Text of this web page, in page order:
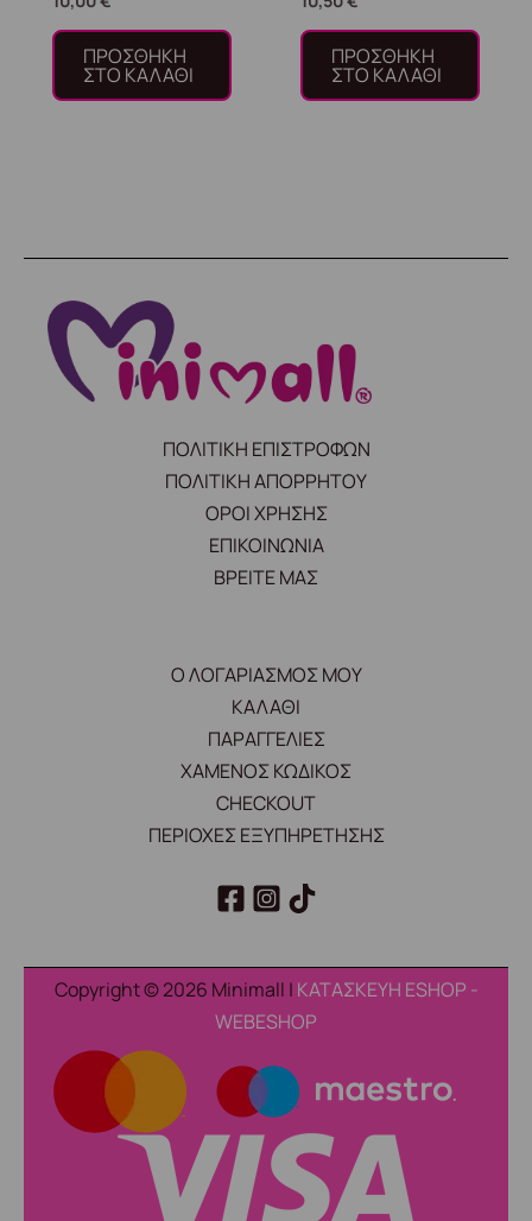
ΠΡΟΣΘΉΚΗ
ΣΤΟ ΚΑΛΆΘΙ
ΠΡΟΣΘΉΚΗ
ΣΤΟ ΚΑΛΆΘΙ
ΠΟΛΙΤΙΚΗ ΕΠΙΣΤΡΟΦΩΝ
ΠΟΛΙΤΙΚΗ ΑΠΟΡΡΗΤΟΥ
ΟΡΟΙ ΧΡΗΣΗΣ
ΕΠΙΚΟΙΝΩΝΙΑ
ΒΡΕΙΤΕ ΜΑΣ
Ο ΛΟΓΑΡΙΑΣΜΟΣ ΜΟΥ
ΚΑΛΑΘΙ
ΠΑΡΑΓΓΕΛΙΕΣ
ΧΑΜΕΝΟΣ ΚΩΔΙΚΟΣ
CHECKOUT
ΠΕΡΙΟΧΕΣ ΕΞΥΠΗΡΕΤΗΣΗΣ
Copyright © 2026 Minimall | ΚΑΤΑΣΚΕΥΗ ESHOP -
WEBESHOP